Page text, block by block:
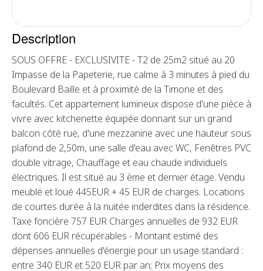
Description
SOUS OFFRE - EXCLUSIVITE - T2 de 25m2 situé au 20
Impasse de la Papeterie, rue calme à 3 minutes à pied du
Boulevard Baille et à proximité de la Timone et des
facultés. Cet appartement lumineux dispose d'une pièce à
vivre avec kitchenette équipée donnant sur un grand
balcon côté rue, d'une mezzanine avec une hauteur sous
plafond de 2,50m, une salle d'eau avec WC, Fenêtres PVC
double vitrage, Chauffage et eau chaude individuels
électriques. Il est situé au 3 ème et dernier étage. Vendu
meublé et loué 445EUR + 45 EUR de charges. Locations
de courtes durée à la nuitée inderdites dans la résidence.
Taxe foncière 757 EUR Charges annuelles de 932 EUR
dont 606 EUR récupérables - Montant estimé des
dépenses annuelles d'énergie pour un usage standard :
entre 340 EUR et 520 EUR par an; Prix moyens des